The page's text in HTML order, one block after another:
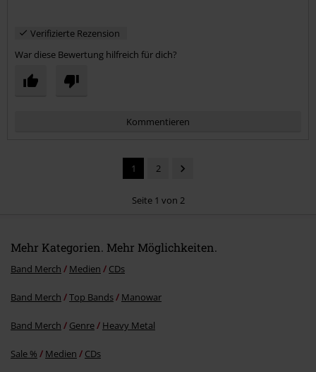
Verifizierte Rezension
War diese Bewertung hilfreich für dich?
Kommentieren
Kommentar jetzt abschicken!
1 2
Seite 1 von 2
Mehr Kategorien. Mehr Möglichkeiten.
Band Merch Medien CDs
Band Merch Top Bands Manowar
Band Merch Genre Heavy Metal
Sale % Medien CDs